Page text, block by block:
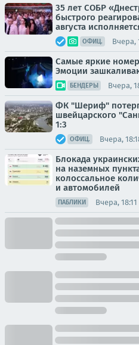
35 лет СОБР
быстрого
августа
ОФИЦ. Вчера,
Самые яркие
Эмоции
БЕНДЕРЫ Вчера,
ФК "Шериф"
швейцарского
1:3
ОФИЦ. Вчера,
Блокада
на наземных
колоссальное
и автомобилей
ПАБЛИКИ Вчера, 18:11